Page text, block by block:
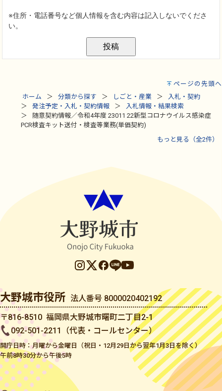
ページの先頭へ
ホーム
分類から探す しごと・産業
入札・契約
発注予定・入札・契約情報
入札情報・結果検索
随意契約情報／令和4年度 23011 22新型コロナウイルス感染症
PCR検査キット送付・検査等業務(単価契約)
もっと見る（全2件）
大野城市役所 法人番号 8000020402192
〒816-8510 福岡県大野城市曙町二丁目2-1
092-501-2211（代表・コールセンター）
開庁日時：月曜から金曜日（祝日・12月29日から翌年1月3日を除く）
午前8時30分から午後5時